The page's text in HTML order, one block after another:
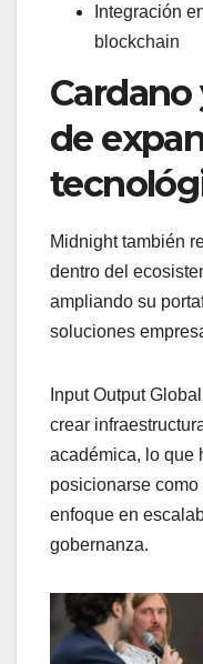
Integración
blockchain
Cardano
de
Midnight también
dentro del
ampliando su
soluciones
Input Output
crear
académica, lo que
posicionarse
enfoque en
gobernanza.